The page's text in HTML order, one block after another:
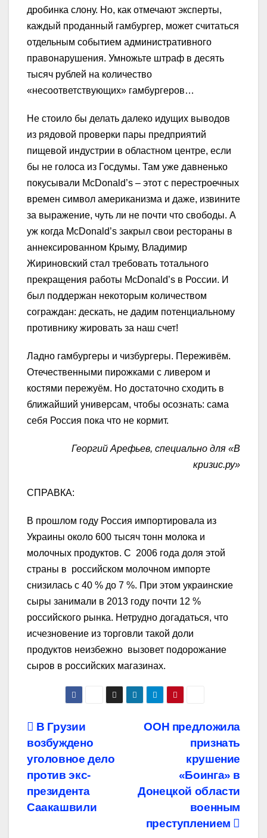
дробинка слону. Но, как отмечают эксперты,
каждый проданный гамбургер, может считаться
отдельным событием административного
правонарушения. Умножьте штраф в десять
тысяч рублей на количество
«несоответствующих» гамбургеров…
Не стоило бы делать далеко идущих выводов
из рядовой проверки пары предприятий
пищевой индустрии в областном центре, если
бы не голоса из Госдумы. Там уже давненько
покусывали McDonald’s – этот с перестроечных
времен символ американизма и даже, извините
за выражение, чуть ли не почти что свободы. А
уж когда McDonald’s закрыл свои рестораны в
аннексированном Крыму, Владимир
Жириновский стал требовать тотального
прекращения работы McDonald’s в России. И
был поддержан некоторым количеством
сограждан: дескать, не дадим потенциальному
противнику жировать за наш счет!
Ладно гамбургеры и чизбургеры. Переживём.
Отечественными пирожками с ливером и
костями пережуём. Но достаточно сходить в
ближайший универсам, чтобы осознать: сама
себя Россия пока что не кормит.
Георгий Арефьев, специально для «В
кризис.ру»
СПРАВКА:
В прошлом году Россия импортировала из
Украины около 600 тысяч тонн молока и
молочных продуктов. С 2006 года доля этой
страны в российском молочном импорте
снизилась с 40 % до 7 %. При этом украинские
сыры занимали в 2013 году почти 12 %
российского рынка. Нетрудно догадаться, что
исчезновение из торговли такой доли
продуктов неизбежно вызовет подорожание
сыров в российских магазинах.
Навигация
по
записям
ООН предложила
признать
крушение
«Боинга» в
Донецкой области
военным
преступлением
В Грузии
возбуждено
уголовное дело
против экс-
президента
Саакашвили